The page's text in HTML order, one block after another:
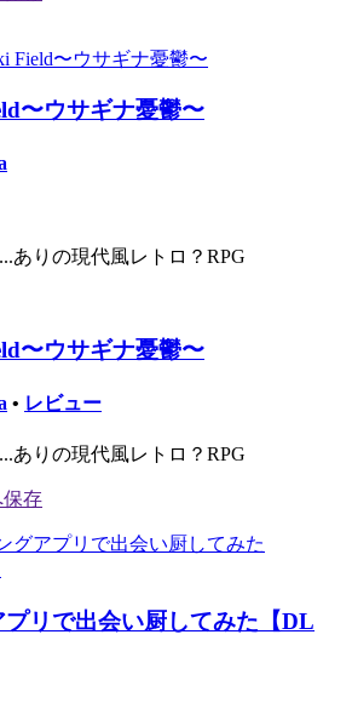
〜ウサギナ憂鬱〜
ありの現代風レトロ？RPG
〜ウサギナ憂鬱〜
• レビュー
ありの現代風レトロ？RPG
プリで出会い厨してみた【DL